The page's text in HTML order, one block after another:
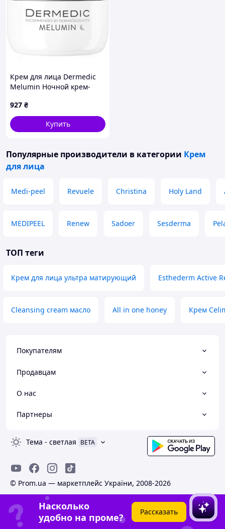
Крем для лица Dermedic
Melumin Ночной крем-
пигментации 50 мл
5901643177102 fresh
927 ₴
Купить
Популярные производители в категории Крем
для лица
Medi-peel Revuele Christina Holy Land
MEDIPEEL Renew Sadoer Sesderma
ТОП теги
Крем для лица ультра матирующий Esthederm Active
Cleansing cream масло All in one honey Крем
Покупателям
Продавцам
О нас
Партнеры
Тема - светлая BETA
© Prom.ua — маркетплейс України, 2008-2026
Насколько
удобно на проме?
Рассказать